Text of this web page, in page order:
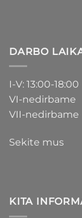
DARBO
I-V: 13:00-18:00
VI-nedirbame
VII-nedirbame
Sekite mus
KITA